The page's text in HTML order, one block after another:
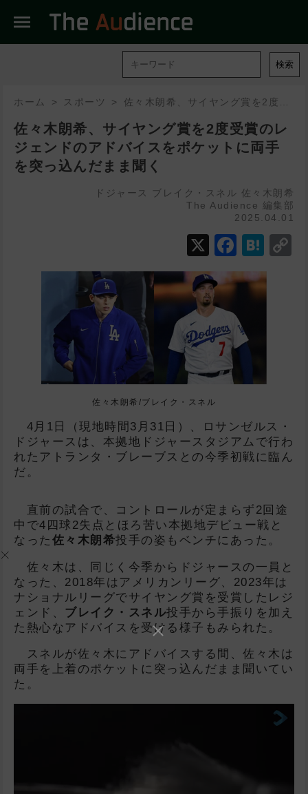
menu
検索
ホーム スポーツ
佐々木朗希、サイヤング賞を2度受賞のレ
ジェンドのアドバイスをポケットに両手
を突っ込んだまま聞く
ドジャース ブレイク・スネル 佐々木朗希
The Audience 編集部
2025.04.01
X
佐々木朗希/ブレイク・スネル
4月1日（現地時間3月31日）、ロサンゼルス・
ドジャースは、本拠地ドジャースタジアムで行わ
れたアトランタ・ブレーブスとの今季初戦に臨ん
だ。
直前の試合で、コントロールが定まらず2回途
中で4四球2失点とほろ苦い本拠地デビュー戦と
なった 佐々木朗希投手の姿もベンチにあった。
佐々木は、同じく今季からドジャースの一員と
なった、2018年はアメリカンリーグ、2023年は
ナショナルリーグでサイヤング賞を受賞したレジ
ェンド、 ブレイク・スネル投手から手振りを加え
た熱心なアドバイスを受ける様子もみられた。
スネルが佐々木にアドバイスする間、佐々木は
両手を上着のポケットに突っ込んだまま聞いてい
た。